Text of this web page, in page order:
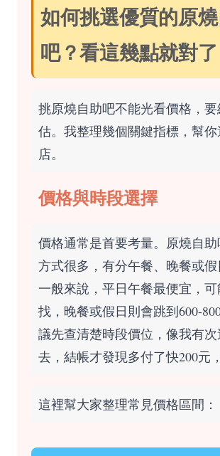
如何挑選優質的原
吧？看這幾點就對了
挑原燒自助吧不能光看價格，
估。我整理幾個關鍵指標，幫
店。
價格與時段選擇
價格通常是首要考量。原燒自
方式很多，有分午餐、晚餐或假
一般來說，平日午餐最便宜，可
找，晚餐或假日則會跳到600-
議先查清楚時段價位，像我有
去，結帳才發現多付了快200元
這裡幫大家整理常見價格區間：